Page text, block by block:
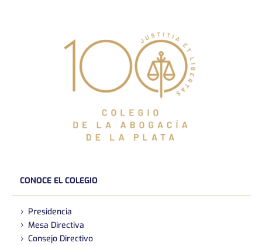
CONOCE EL COLEGIO
Presidencia
Mesa Directiva
Consejo Directivo